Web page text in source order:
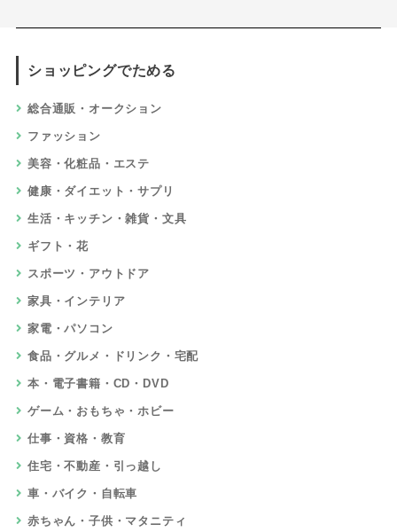
ショッピングでためる
総合通販・オークション
ファッション
美容・化粧品・エステ
健康・ダイエット・サプリ
生活・キッチン・雑貨・文具
ギフト・花
スポーツ・アウトドア
家具・インテリア
家電・パソコン
食品・グルメ・ドリンク・宅配
本・電子書籍・CD・DVD
ゲーム・おもちゃ・ホビー
仕事・資格・教育
住宅・不動産・引っ越し
車・バイク・自転車
赤ちゃん・子供・マタニティ